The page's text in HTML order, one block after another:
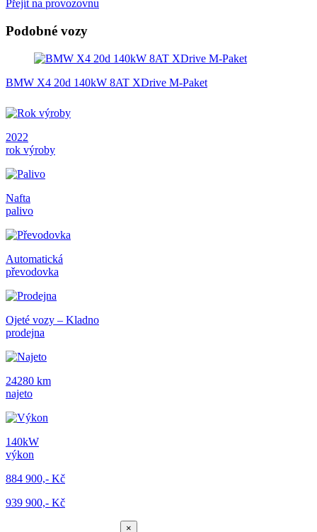
Přejít na provozovnu
Podobné vozy
BMW X4 20d 140kW 8AT XDrive M-Paket
2022
rok výroby
Nafta
palivo
Automatická
převodovka
Ojeté vozy – Kladno
prodejna
24280 km
najeto
140kW
výkon
884 900,- Kč
939 900,- Kč
×